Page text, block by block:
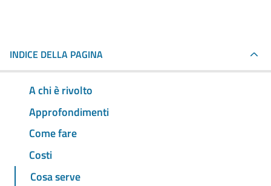
INDICE DELLA PAGINA
A chi è rivolto
Approfondimenti
Come fare
Costi
Cosa serve